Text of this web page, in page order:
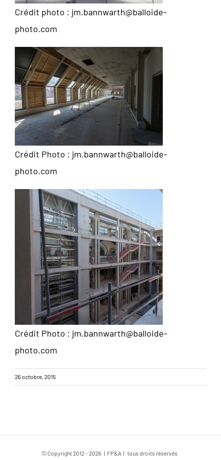
Crédit photo : jm.bannwarth@balloide-
photo.com
Crédit Photo : jm.bannwarth@balloide-
photo.com
Crédit Photo : jm.bannwarth@balloide-
photo.com
26 octobre, 2015
© Copyright 2012 -2026 | FP&A | tous droits réservés